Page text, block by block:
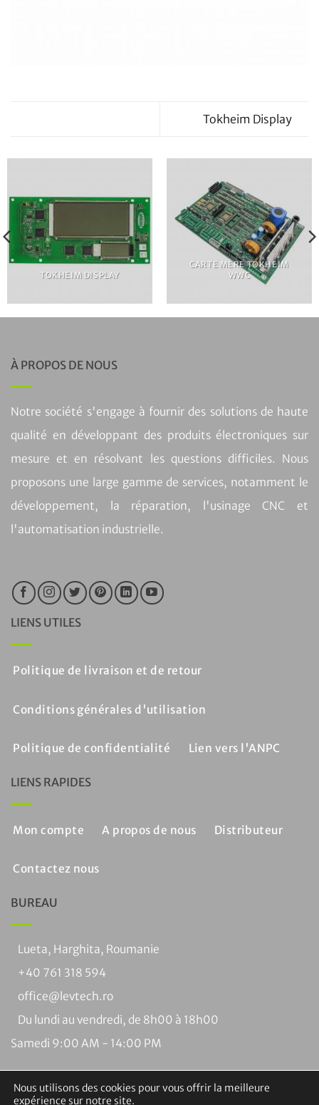
Tokheim Display
TOKHEIM DISPLAY
CARTE MÈRE TOKHEIM
WWC
À PROPOS DE NOUS
Notre société s'engage à fournir des solutions de haute
qualité en développant des produits électroniques sur
mesure et en résolvant les questions difficiles. Nous
proposons une large gamme de services, notamment le
développement, la réparation, l'usinage CNC et
l'automatisation industrielle.
LIENS UTILES
Politique de livraison et de retour
Conditions générales d'utilisation
Politique de confidentialité Lien vers l'ANPC
LIENS RAPIDES
Mon compte A propos de nous Distributeur
Contactez nous
BUREAU
Lueta, Harghita, Roumanie
+40 761 318 594
office@levtech.ro
Du lundi au vendredi, de 8h00 à 18h00
Samedi 9:00 AM - 14:00 PM
Nous utilisons des cookies pour vous offrir la meilleure
expérience sur notre site.